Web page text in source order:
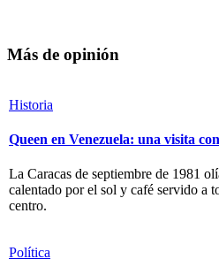
Más de opinión
Historia
Queen en Venezuela: una visita
La Caracas de septiembre de 1981
calentado por el sol y café servido a
centro.
Política